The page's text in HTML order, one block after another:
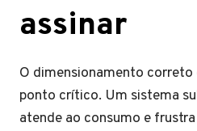
assinar
O dimensionamento
ponto crítico. Um sistema
atende ao consumo e